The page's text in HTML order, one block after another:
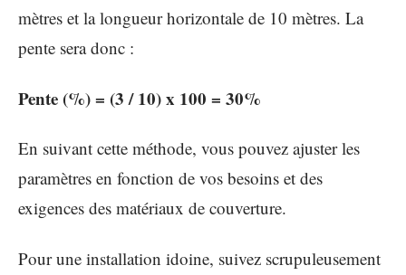
mètres et la longueur horizontale de 10 mètres. La
pente sera donc :
Pente (%) = (3 / 10) x 100 = 30%
En suivant cette méthode, vous pouvez ajuster les
paramètres en fonction de vos besoins et des
exigences des matériaux de couverture.
Pour une installation idoine, suivez scrupuleusement